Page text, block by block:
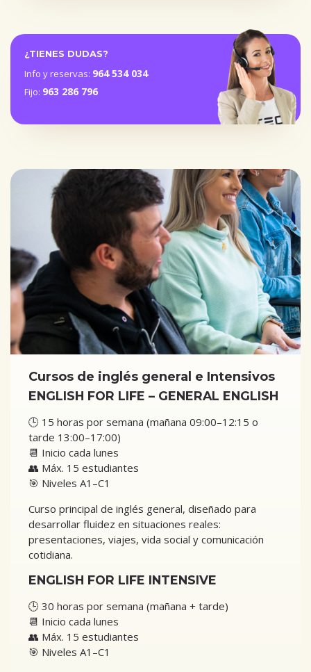
¿TIENES DUDAS?
Info y reservas: 964 534 034
Fijo: 963 286 796
Cursos de inglés general e Intensivos
ENGLISH FOR LIFE – GENERAL ENGLISH
🕒 15 horas por semana (mañana 09:00–12:15 o
tarde 13:00–17:00)
📆 Inicio cada lunes
👥 Máx. 15 estudiantes
🎯 Niveles A1–C1
Curso principal de inglés general, diseñado para
desarrollar fluidez en situaciones reales:
presentaciones, viajes, vida social y comunicación
cotidiana.
ENGLISH FOR LIFE INTENSIVE
🕒 30 horas por semana (mañana + tarde)
📆 Inicio cada lunes
👥 Máx. 15 estudiantes
🎯 Niveles A1–C1